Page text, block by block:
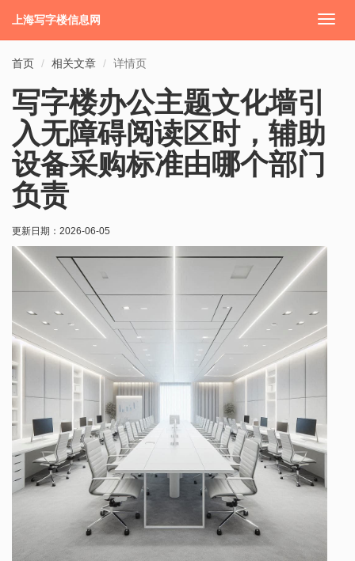
切
上海写字楼信息网
首页 相关文章 详情页
写字楼办公主题文化墙引
入无障碍阅读区时，辅助
设备采购标准由哪个部门
负责
更新日期： 2026-06-05